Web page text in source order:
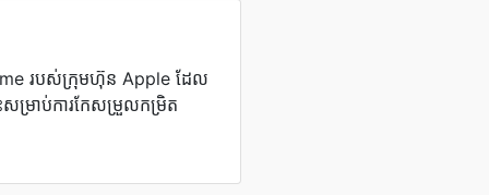
របស់​ក្រុមហ៊ុន Apple ដែល​
សម្រាប់​ការ​កែសម្រួល​កម្រិត​